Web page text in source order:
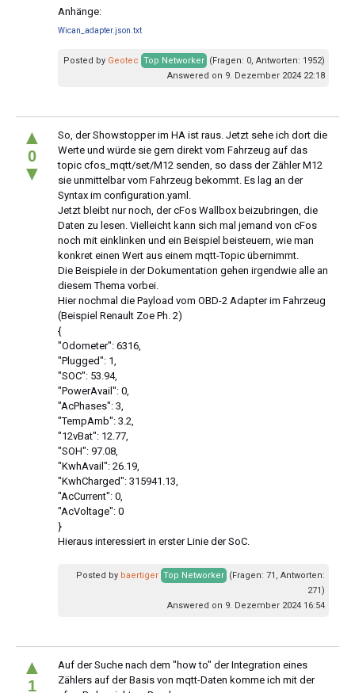
Anhänge:
Wican_adapter.json.txt
Posted by Geotec Top Networker (Fragen: 0, Antworten: 1952)
Answered on 9. Dezember 2024 22:18
▲
0
▼
So, der Showstopper im HA ist raus. Jetzt sehe ich dort die
Werte und würde sie gern direkt vom Fahrzeug auf das
topic cfos_mqtt/set/M12 senden, so dass der Zähler M12
sie unmittelbar vom Fahrzeug bekommt. Es lag an der
Syntax im configuration.yaml.
Jetzt bleibt nur noch, der cFos Wallbox beizubringen, die
Daten zu lesen. Vielleicht kann sich mal jemand von cFos
noch mit einklinken und ein Beispiel beisteuern, wie man
konkret einen Wert aus einem mqtt-Topic übernimmt.
Die Beispiele in der Dokumentation gehen irgendwie alle an
diesem Thema vorbei.
Hier nochmal die Payload vom OBD-2 Adapter im Fahrzeug
(Beispiel Renault Zoe Ph. 2)
{
"Odometer": 6316,
"Plugged": 1,
"SOC": 53.94,
"PowerAvail": 0,
"AcPhases": 3,
"TempAmb": 3.2,
"12vBat": 12.77,
"SOH": 97.08,
"KwhAvail": 26.19,
"KwhCharged": 315941.13,
"AcCurrent": 0,
"AcVoltage": 0
}
Hieraus interessiert in erster Linie der SoC.
Posted by baertiger Top Networker (Fragen: 71, Antworten:
271)
Answered on 9. Dezember 2024 16:54
▲
1
Auf der Suche nach dem "how to" der Integration eines
Zählers auf der Basis von mqtt-Daten komme ich mit der